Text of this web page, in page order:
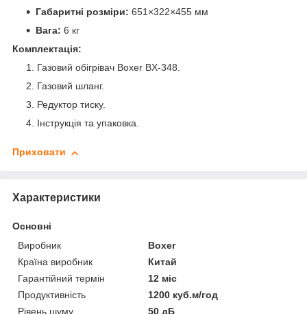
Габаритні розміри: 651×322×455 мм
Вага: 6 кг
Комплектація:
Газовий обігрівач Boxer BX-348.
Газовий шланг.
Редуктор тиску.
Інструкція та упаковка.
Приховати
Характеристики
Основні
Виробник
Boxer
Країна виробник
Китай
Гарантійний термін
12 міс
Продуктивність
1200 куб.м/год
Рівень шуму
50 дБ